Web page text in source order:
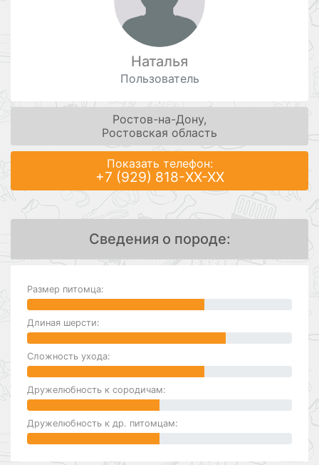
Наталья
Пользователь
Ростов-на-Дону,
Ростовская область
Показать телефон:
+7 (929) 818-XX-XX
Сведения о породе:
Размер питомца:
Длиная шерсти:
Сложность ухода:
Дружелюбность к сородичам:
Дружелюбность к др. питомцам: